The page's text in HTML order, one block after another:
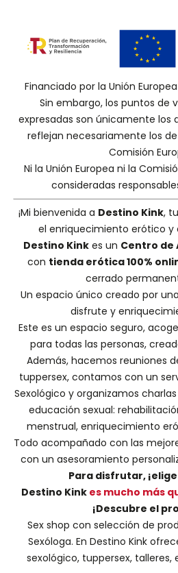
Financiado por la Unión
Sin embargo, los puntos de
expresadas son únicamente los
reflejan necesariamente los de
Comisión
Ni la Unión Europea ni la
consideradas
¡Mi bienvenida a Destino Kink,
el enriquecimiento erótico y
Destino Kink es un Centro de
con tienda erótica 100%
cerrado
Un espacio único creado por una
disfrute y
Este es un espacio seguro,
para todas las personas,
Además, hacemos reuniones
tuppersex, contamos con un
Sexológico y organizamos
educación sexual:
menstrual, enriquecimiento
Todo acompañado con las
con un asesoramiento
Para disfrutar,
Destino Kink es mucho más
¡Descubre el
Sex shop con selección de
Sexóloga. En Destino Kink
sexológico, tuppersex, talleres,